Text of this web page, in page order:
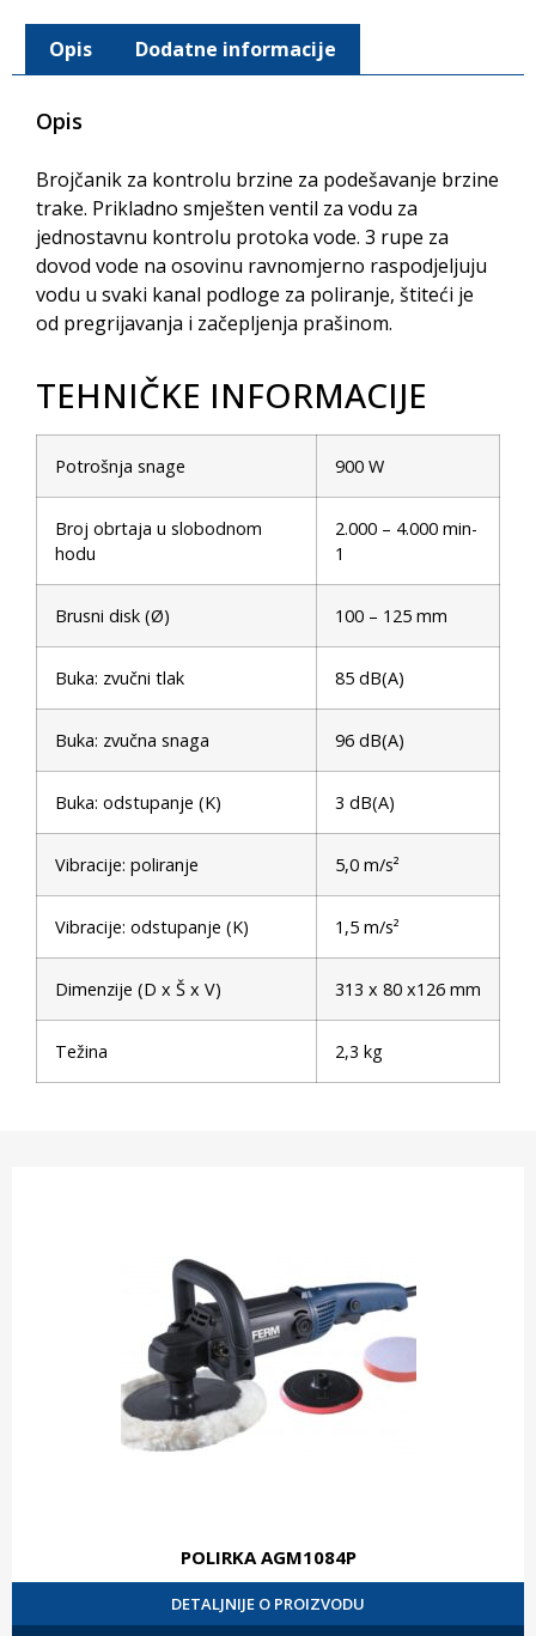
Opis Dodatne informacije
Opis
Brojčanik za kontrolu brzine za podešavanje brzine
trake. Prikladno smješten ventil za vodu za
jednostavnu kontrolu protoka vode. 3 rupe za
dovod vode na osovinu ravnomjerno raspodjeljuju
vodu u svaki kanal podloge za poliranje, štiteći je
od pregrijavanja i začepljenja prašinom.
TEHNIČKE INFORMACIJE
Potrošnja snage 900 W
Broj obrtaja u slobodnom
hodu
2.000 – 4.000 min-
1
Brusni disk (Ø) 100 – 125 mm
Buka: zvučni tlak 85 dB(A)
Buka: zvučna snaga 96 dB(A)
Buka: odstupanje (K) 3 dB(A)
Vibracije: poliranje 5,0 m/s²
Vibracije: odstupanje (K) 1,5 m/s²
Dimenzije (D x Š x V) 313 x 80 x126 mm
Težina 2,3 kg
POLIRKA AGM1084P
DETALJNIJE O PROIZVODU